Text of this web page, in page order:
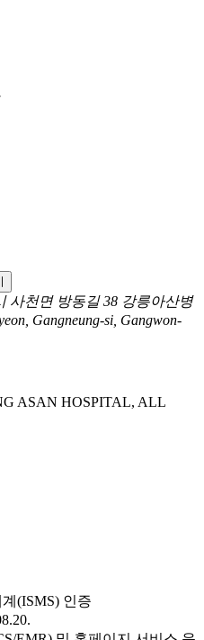
사천면 방동길 38 강릉아산병
Gangneung-si, Gangwon-
ASAN HOSPITAL, ALL
(ISMS) 인증